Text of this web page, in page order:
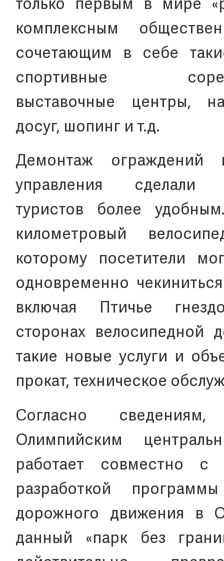
только первым в мире
комплексным
сочетающим в себе
спортивные
выставочные центры,
досуг, шопинг и т.д.
Демонтаж ограждений
управления
туристов более
километровый
которому посетители
одновременно
включая Птичье
сторонах велосипедной
такие новые услуги и
прокат, техническое
Согласно
Олимпийским
работает совместно с
разработкой
дорожного движения в
данный «парк без